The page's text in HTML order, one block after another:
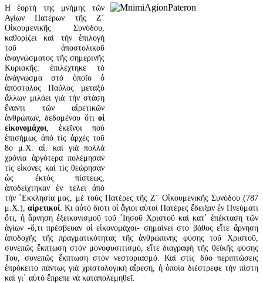
Η ἑορτή της μνήμης τῶν
Αγίων Πατέρων τῆς Ζ´
Οἰκουμενικῆς Συνόδου,
καθορίζει καί τήν ἐπιλογή
τοῦ ἀποστολικοῦ
ἀναγνώσματος τῆς σημερινῆς
Κυριακῆς: ἐπιλέχτηκε τό
ἀνάγνωσμα στό ὁποῖο ὁ
ἀπόστολος Παῦλος μεταξύ
ἄλλων μιλάει γιά τήν στάση
ἔναντι τῶν αἱρετικῶν
ἀνθρώπων, δεδομένου ὅτι οἱ
εἰκονομάχοι , ἐκεῖνοι πού
ἐπισήμως ἀπό τίς ἀρχές τοῦ
8ο μ.Χ. αἰ. καί γιά πολλά
χρόνια ἀργότερα πολέμησαν
τίς εἰκόνες καί τίς θεώρησαν
ὡς ἐκτός πίστεως,
ἀποδείχτηκαν ἐν τέλει ἀπό
τήν ᾽Εκκλησία μας, μέ τούς Πατέρες τῆς Ζ´ Οἰκουμενικῆς Συνόδου (787
μ.Χ.), αἱρετικοί . Κι αὐτό διότι οἱ ἅγιοι αὐτοί Πατέρες ἔδειξαν ἐν Πνεύματι
ὅτι, ἡ ἄρνηση ἐξεικονισμοῦ τοῦ ᾽Ιησοῦ Χριστοῦ καί κατ᾽ ἐπέκταση τῶν
ἁγίων -ὅ,τι πρέσβευαν οἱ εἰκονομάχοι- σημαίνει στό βάθος εἴτε ἄρνηση
ἀποδοχῆς τῆς πραγματικότητας τῆς ἀνθρώπινης φύσης τοῦ Χριστοῦ,
συνεπῶς ἔκπτωση στόν μονοφυσιτισμό, εἴτε διαγραφή τῆς θεϊκῆς φύσης
Του, συνεπῶς ἔκπτωση στόν νεστοριασμό. Καί στίς δύο περιπτώσεις
ἐπρόκειτο πάντως γιά χριστολογική αἵρεση, ἡ ὁποία διέστρεφε τήν πίστη
καί γι᾽ αὐτό ἔπρεπε νά καταπολεμηθεῖ.